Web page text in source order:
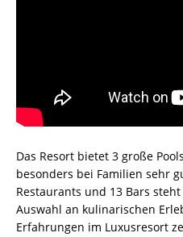
Das Resort bietet 3 große
besonders bei Familien sehr
Restaurants und 13 Bars
Auswahl an kulinarischen
Erfahrungen im Luxusresort